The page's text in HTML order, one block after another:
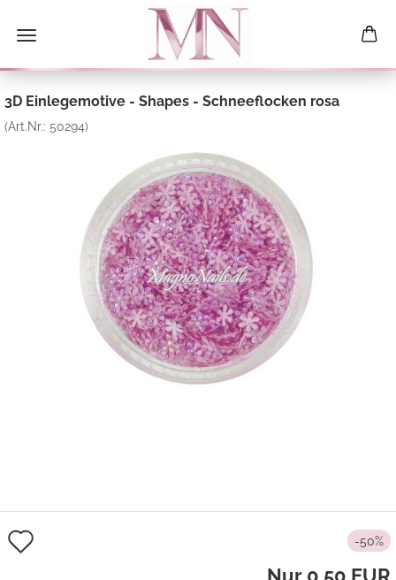
3D Einlegemotive - Shapes - Schneeflocken rosa
(Art.Nr.: 50294)
-50%